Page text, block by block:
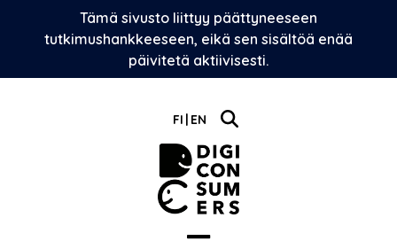
Tämä sivusto liittyy päättyneeseen
tutkimushankkeeseen, eikä sen sisältöä enää
päivitetä aktiivisesti.
FI EN